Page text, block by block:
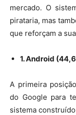
mercado. O
pirataria, mas
que reforçam a
1. Android
A primeira
do Google para
sistema